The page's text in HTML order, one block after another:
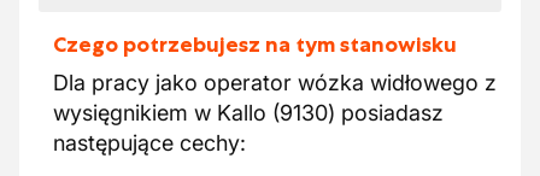
Czego potrzebujesz na tym stanowisku
Dla pracy jako operator wózka widłowego z
wysięgnikiem w Kallo (9130) posiadasz
następujące cechy: